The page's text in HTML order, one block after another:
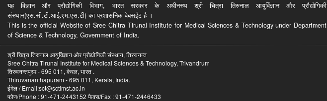
यह विज्ञान और प्रौद्योगिकी विभाग, भारत सरकार के अधीनस्थ श्री चित्रा तिरुनाल आयुर्विज्ञान और प्रौद्योगिकी
संस्थान(एस.सी.टी.आई.एम.एस.टी) का प्रशासनिक वेबसईट है ।
This is the official Website of Sree Chitra Tirunal Institute for Medical Sciences & Technology under Department
of Science & Technology, Government of India.
श्री चित्रा तिरुनाल आयुर्विज्ञान और प्रौद्योगिकी संस्थान, तिरुवनन्त
Sree Chitra Tirunal Institute for Medical Sciences & Technology, Trivandrum
तिरुवनन्तपुरम - 695 011, केरल, भारत .
Thiruvananthapuram - 695 011, Kerala, India.
ईमेल / Email:sct@sctimst.ac.in
फोण/Phone : 91-471-2443152 फैक्स/Fax : 91-471-2446433